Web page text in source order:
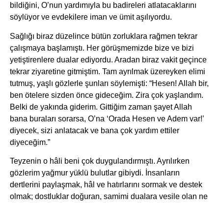
bildiğini, O’nun yardımıyla bu badireleri atlatacaklarını
söylüyor ve evdekilere iman ve ümit aşılıyordu.
Sağlığı biraz düzelince bütün zorluklara rağmen tekrar
çalışmaya başlamıştı. Her görüşmemizde bize ve bizi
yetiştirenlere dualar ediyordu. Aradan biraz vakit geçince
tekrar ziyaretine gitmiştim. Tam ayrılmak üzereyken elimi
tutmuş, yaşlı gözlerle şunları söylemişti: “Hesen! Allah bir,
ben ötelere sizden önce gideceğim. Zira çok yaşlandım.
Belki de yakında giderim. Gittiğim zaman şayet Allah
bana buraları sorarsa, O’na ‘Orada Hesen ve Adem var!’
diyecek, sizi anlatacak ve bana çok yardım ettiler
diyeceğim.”
Teyzenin o hâli beni çok duygulandırmıştı. Ayrılırken
gözlerim yağmur yüklü bulutlar gibiydi. İnsanların
dertlerini paylaşmak, hâl ve hatırlarını sormak ve destek
olmak; dostluklar doğuran, samimi dualara vesile olan ne